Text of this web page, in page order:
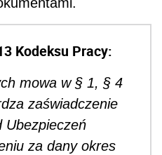
Kodeksu Pracy:
mowa w § 1, § 4
zaświadczenie
Ubezpieczeń
za dany okres